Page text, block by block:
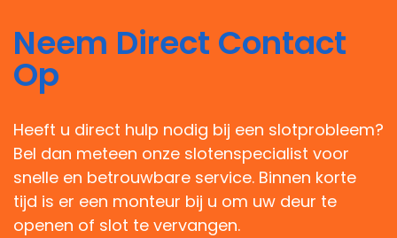
Neem Direct Contact
Op
Heeft u direct hulp nodig bij een slotprobleem?
Bel dan meteen onze slotenspecialist voor
snelle en betrouwbare service. Binnen korte
tijd is er een monteur bij u om uw deur te
openen of slot te vervangen.